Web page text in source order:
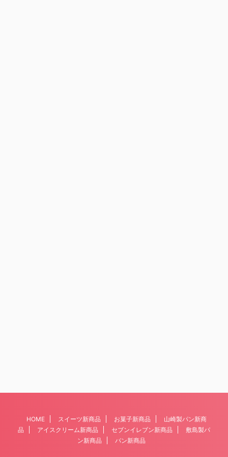
HOME スイーツ新商品 お菓子新商品
山崎製パン新商
品
アイスクリーム新商品 セブンイレブン新商品
敷島製パ
ン新商品
パン新商品